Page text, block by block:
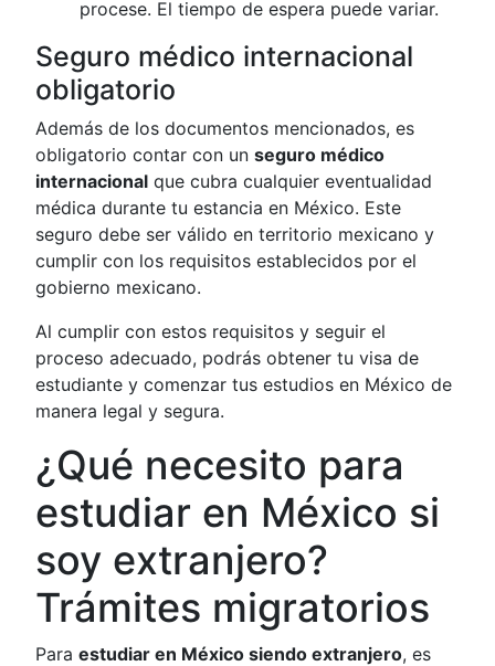
procese. El tiempo de espera puede variar.
Seguro médico internacional
obligatorio
Además de los documentos mencionados, es
obligatorio contar con unseguro médico
internacional que cubra cualquier eventualidad
médica durante tu estancia en México. Este
seguro debe ser válido en territorio mexicano y
cumplir con los requisitos establecidos por el
gobierno mexicano.
Al cumplir con estos requisitos y seguir el
proceso adecuado, podrás obtener tu visa de
estudiante y comenzar tus estudios en México de
manera legal y segura.
¿Qué necesito para
estudiar en México si
soy extranjero?
Trámites migratorios
Paraestudiar en México siendo extranjero, es